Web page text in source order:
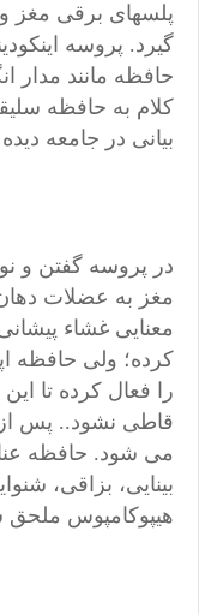
پلسهای برقی مغز
گیرد. پروسه
حافظه مانند مدار
کلام به حافظه
بیانی در جامعه
در پروسه گفتن و
مغز به عضلات
معنایی غشاء
کرده؛ ولی حافظه
را فعال کرده تا
قاطی نشود.. پس از
می شود. حافظه
بینایی، بزاقی،
هیپوکامپوس ملحق